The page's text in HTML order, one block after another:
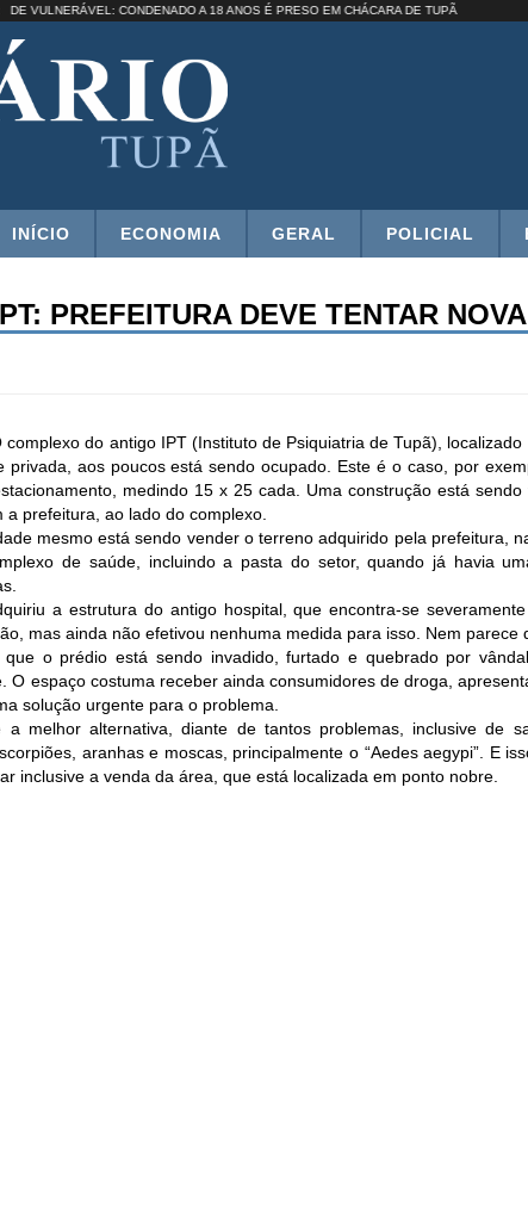
DE VULNERÁVEL: CONDENADO A 18 ANOS É PRESO EM CHÁCARA DE TUPÃ
INÍCIO ECONOMIA GERAL POLICIAL
PREFEITURA DEVE TENTAR
complexo do antigo IPT (Instituto de Psiquiatria de Tupã),
privada, aos poucos está sendo ocupado. Este é o caso, por
medindo 15 x 25 cada. Uma construção está
a prefeitura, ao lado do complexo.
mesmo está sendo vender o terreno adquirido pela prefeitura,
de saúde, incluindo a pasta do setor, quando já havia
a estrutura do antigo hospital, que encontra-se
mas ainda não efetivou nenhuma medida para isso. Nem parece
o prédio está sendo invadido, furtado e quebrado por
O espaço costuma receber ainda consumidores de droga,
solução urgente para o problema.
a melhor alternativa, diante de tantos problemas, inclusive de
aranhas e moscas, principalmente o “Aedes aegypi”. E
inclusive a venda da área, que está localizada em ponto nobre.